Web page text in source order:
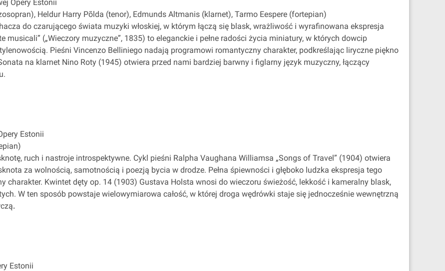
Opery Estonii
Heldur Harry Põlda (tenor), Edmunds Altmanis (klarnet), Tarmo Eespere (fortepian)
do czarującego świata muzyki włoskiej, w którym łączą się blask, wrażliwość i wyrafinowana ekspresja
musicali” („Wieczory muzyczne”, 1835) to eleganckie i pełne radości życia miniatury, w których dowcip
Pieśni Vincenzo Belliniego nadają programowi romantyczny charakter, podkreślając liryczne piękno
na klarnet Nino Roty (1945) otwiera przed nami bardziej barwny i figlarny język muzyczny, łączący
Estonii
ruch i nastroje introspektywne. Cykl pieśni Ralpha Vaughana Williamsa „Songs of Travel” (1904) otwiera
za wolnością, samotnością i poezją bycia w drodze. Pełna śpiewności i głęboko ludzka ekspresja tego
charakter. Kwintet dęty op. 14 (1903) Gustava Holsta wnosi do wieczoru świeżość, lekkość i kameralny blask,
W ten sposób powstaje wielowymiarowa całość, w której droga wędrówki staje się jednocześnie wewnętrzną
.
Estonii